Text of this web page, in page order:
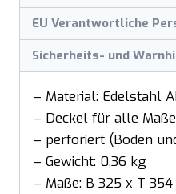
EU Verantwortliche
Sicherheits- und
– Material: Edelstahl
– Deckel für alle
– perforiert (Boden
– Gewicht: 0,36 kg
– Maße: B 325 x T